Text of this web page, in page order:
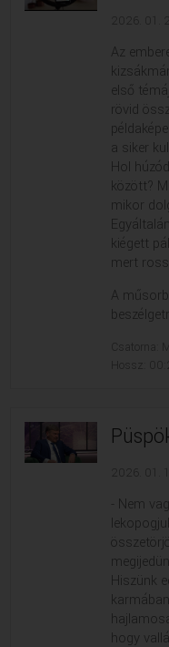
2026. 01.
Az
első
rövid
a siker
Hol
között?
mikor
kiégett
mert
A
Csatorna:
Hossz:
2026. 01.
- Nem
Hiszünk
hogy